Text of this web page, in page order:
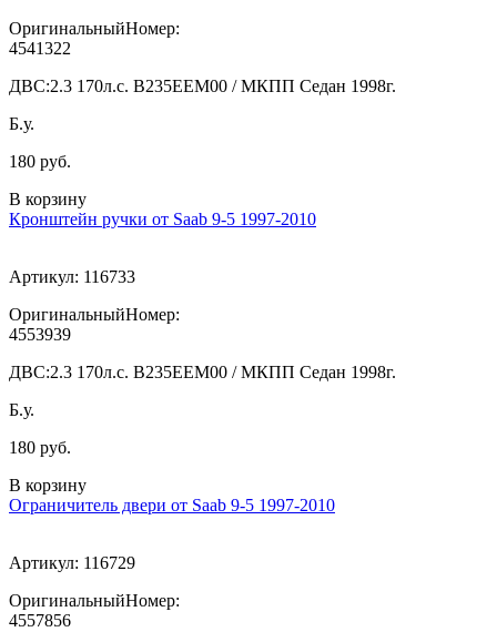
ОригинальныйНомер:
4541322
ДВС:2.3 170л.с. В235ЕЕМ00 / МКПП Седан 1998г.
Б.у.
180 руб.
В корзину
Кронштейн ручки от Saab 9-5 1997-2010
Артикул: 116733
ОригинальныйНомер:
4553939
ДВС:2.3 170л.с. В235ЕЕМ00 / МКПП Седан 1998г.
Б.у.
180 руб.
В корзину
Ограничитель двери от Saab 9-5 1997-2010
Артикул: 116729
ОригинальныйНомер:
4557856